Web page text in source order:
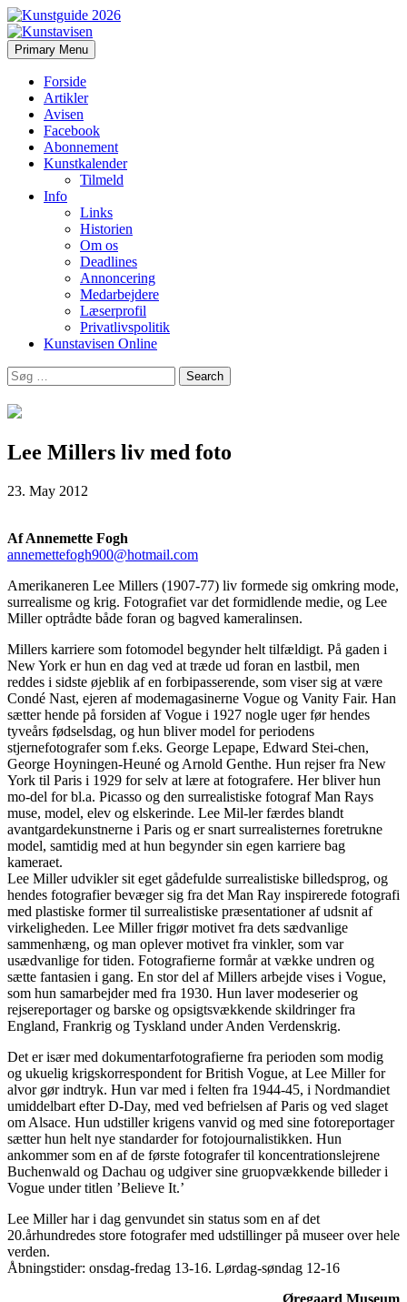
Kunstavisen
Search
Primary Menu Skip
to
Forside
Artikler
Avisen
Facebook
Abonnement
Kunstkalender
Tilmeld
Info
Links
Historien
Om os
Deadlines
Annoncering
Medarbejdere
Læserprofil
Privatlivspolitik
Kunstavisen Online
Search
for:
Lee Millers liv med foto
23. May 2012
Af Annemette Fogh
annemettefogh900@hotmail.com
Amerikaneren Lee Millers (1907-77) liv formede sig omkring mode,
surrealisme og krig. Fotografiet var det formidlende medie, og Lee
Miller optrådte både foran og bagved kameralinsen.
Millers karriere som fotomodel begynder helt tilfældigt. På gaden i
New York er hun en dag ved at træde ud foran en lastbil, men
reddes i sidste øjeblik af en forbipasserende, som viser sig at være
Condé Nast, ejeren af modemagasinerne Vogue og Vanity Fair. Han
sætter hende på forsiden af Vogue i 1927 nogle uger før hendes
tyveårs fødselsdag, og hun bliver model for periodens
stjernefotografer som f.eks. George Lepape, Edward Stei-chen,
George Hoyningen-Heuné og Arnold Genthe. Hun rejser fra New
York til Paris i 1929 for selv at lære at fotografere. Her bliver hun
mo-del for bl.a. Picasso og den surrealistiske fotograf Man Rays
muse, model, elev og elskerinde. Lee Mil-ler færdes blandt
avantgardekunstnerne i Paris og er snart surrealisternes foretrukne
model, samtidig med at hun begynder sin egen karriere bag
kameraet.
Lee Miller udvikler sit eget gådefulde surrealistiske billedsprog, og
hendes fotografier bevæger sig fra det Man Ray inspirerede fotografi
med plastiske former til surrealistiske præsentationer af udsnit af
virkeligheden. Lee Miller frigør motivet fra dets sædvanlige
sammenhæng, og man oplever motivet fra vinkler, som var
usædvanlige for tiden. Fotografierne formår at vække undren og
sætte fantasien i gang. En stor del af Millers arbejde vises i Vogue,
som hun samarbejder med fra 1930. Hun laver modeserier og
rejsereportager og barske og opsigtsvækkende skildringer fra
England, Frankrig og Tyskland under Anden Verdenskrig.
Det er især med dokumentarfotografierne fra perioden som modig
og ukuelig krigskorrespondent for British Vogue, at Lee Miller for
alvor gør indtryk. Hun var med i felten fra 1944-45, i Nordmandiet
umiddelbart efter D-Day, med ved befrielsen af Paris og ved slaget
om Alsace. Hun udstiller krigens vanvid og med sine fotoreportager
sætter hun helt nye standarder for fotojournalistikken. Hun
ankommer som en af de første fotografer til koncentrationslejrene
Buchenwald og Dachau og udgiver sine gruopvækkende billeder i
Vogue under titlen ’Believe It.’
Lee Miller har i dag genvundet sin status som en af det
20.århundredes store fotografer med udstillinger på museer over hele
verden.
Åbningstider: onsdag-fredag 13-16. Lørdag-søndag 12-16
Øregaard Museum